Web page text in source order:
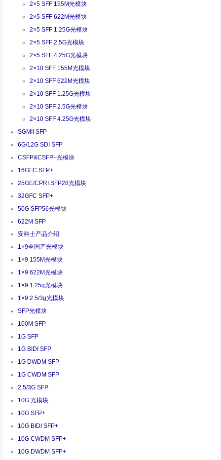
2×5 SFF 155M光模块
2×5 SFF 622M光模块
2×5 SFF 1.25G光模块
2×5 SFF 2.5G光模块
2×5 SFF 4.25G光模块
2×10 SFF 155M光模块
2×10 SFF 622M光模块
2×10 SFF 1.25G光模块
2×10 SFF 2.5G光模块
2×10 SFF 4.25G光模块
SGMII SFP
6G/12G SDI SFP
CSFP&CSFP+光模块
16GFC SFP+
25GE/CPRI SFP28光模块
32GFC SFP+
50G SFP56光模块
622M SFP
安科士产品介绍
1×9全国产光模块
1×9 155M光模块
1×9 622M光模块
1×9 1.25g光模块
1×9 2.5/3g光模块
SFP光模块
100M SFP
1G SFP
1G BIDI SFP
1G DWDM SFP
1G CWDM SFP
2.5/3G SFP
10G 光模块
10G SFP+
10G BIDI SFP+
10G CWDM SFP+
10G DWDM SFP+